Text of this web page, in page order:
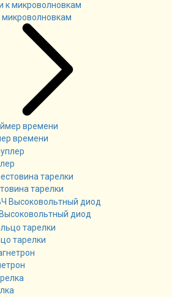
микроволновкам
времени
тарелки
диод
тарелки